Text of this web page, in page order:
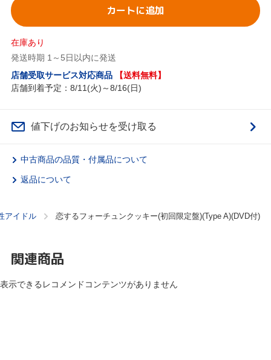
カートに追加
在庫あり
発送時期 1～5日以内に発送
店舗受取サービス対応商品
【送料無料】
店舗到着予定：8/11(火)～8/16(日)
値下げのお知らせを受け取る
中古商品の品質・付属品について
返品について
アイドル 恋するフォーチュンクッキー(初回限定盤)(Type A)(DVD付)
関連商品
表示できるレコメンドコンテンツがありません